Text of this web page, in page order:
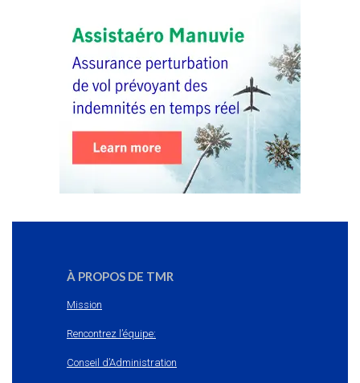
À PROPOS DE TMR
Mission
Rencontrez l’équipe:
Conseil d’Administration